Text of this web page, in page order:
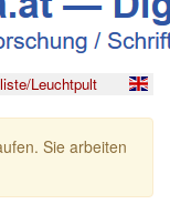
Leuchtpult
Sie arbeiten